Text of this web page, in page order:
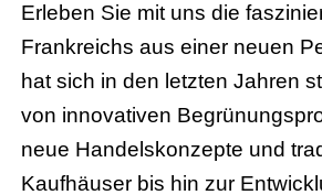
Erleben Sie mit uns die
Frankreichs aus einer neuen
hat sich in den letzten Jahren
von innovativen
neue Handelskonzepte und
Kaufhäuser bis hin zur